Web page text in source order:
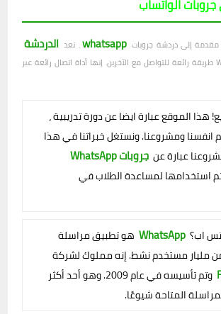
الواتساب
مقدمة إلى دردشة جروبات whatsapp. تعد الدردشة
الجماعية عبر Whatsapp طريقة رائعة للتواصل مع الآخرين. إنها أداة اتصال رائعة عبر
هذا الموقع عبارة ايضا عن دورة تدريبية ،
انفسنا ومشروعنا. ونستغل خبراتنا في هذا
عبارة عن جروبات WhatsApp
استخدامها لمساعدة الطلاب في
اب؟ WhatsApp هو تطبيق مراسلة
مليار مستخدم نشط. إنه مملوك لشركة
وتم تأسيسه في عام 2009. وهو أحد أكثر
المتاحة شيوعًا.